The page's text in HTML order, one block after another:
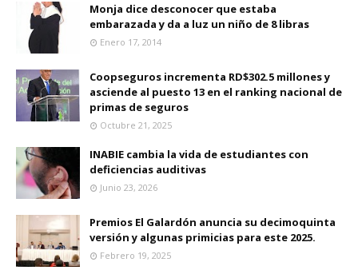
Monja dice desconocer que estaba
embarazada y da a luz un niño de 8 libras
Enero 17, 2014
Coopseguros incrementa RD$302.5 millones y
asciende al puesto 13 en el ranking nacional de
primas de seguros
Octubre 21, 2025
INABIE cambia la vida de estudiantes con
deficiencias auditivas
Junio 23, 2026
Premios El Galardón anuncia su decimoquinta
versión y algunas primicias para este 2025.
Febrero 19, 2025